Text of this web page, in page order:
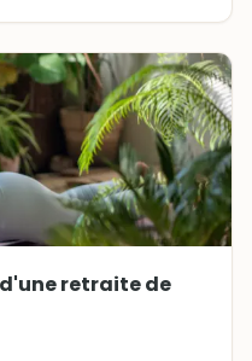
retraite de